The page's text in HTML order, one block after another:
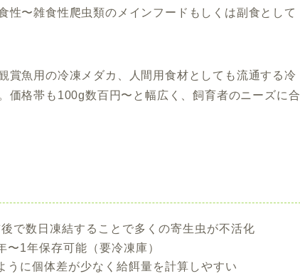
性〜雑食性爬虫類のメインフードもしくは副食として
賞魚用の冷凍メダカ、人間用食材としても流通する冷
価格帯も100g数百円〜と幅広く、飼育者のニーズに合
で数日凍結することで多くの寄生虫が不活化
〜1年保存可能（要冷凍庫）
うに個体差が少なく給餌量を計算しやすい